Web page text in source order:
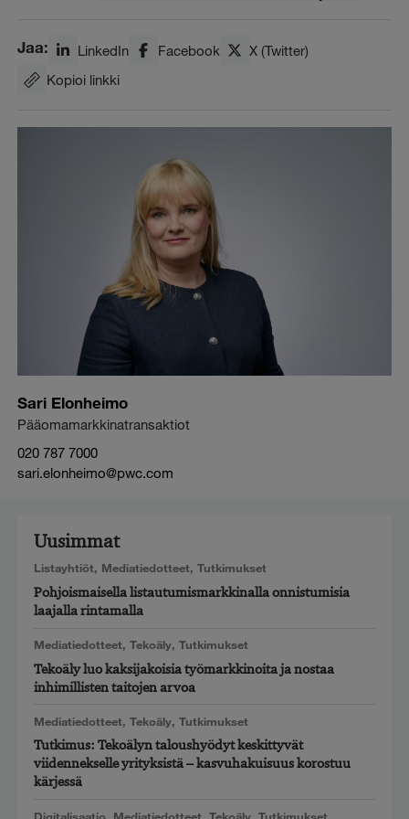
Jaa: LinkedIn Facebook
X (Twitter)
Kopioi linkki
Sari Elonheimo
Pääomamarkkinatransaktiot
020 787 7000
sari.elonheimo@pwc.com
Uusimmat
Listayhtiöt, Mediatiedotteet, Tutkimukset
Pohjoismaisella listautumismarkkinalla onnistumisia
laajalla rintamalla
Mediatiedotteet, Tekoäly, Tutkimukset
Tekoäly luo kaksijakoisia työmarkkinoita ja nostaa
inhimillisten taitojen arvoa
Mediatiedotteet, Tekoäly, Tutkimukset
Tutkimus: Tekoälyn taloushyödyt keskittyvät
viidennekselle yrityksistä – kasvuhakuisuus korostuu
kärjessä
Digitalisaatio, Mediatiedotteet, Tekoäly, Tutkimukset